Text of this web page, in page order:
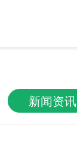
新闻资讯